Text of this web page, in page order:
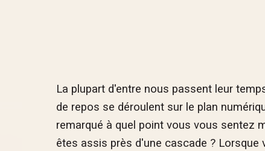
La plupart d'entre nous passent leur
de repos se déroulent sur le plan
remarqué à quel point vous vous sentez
êtes assis près d'une cascade ? Lorsque